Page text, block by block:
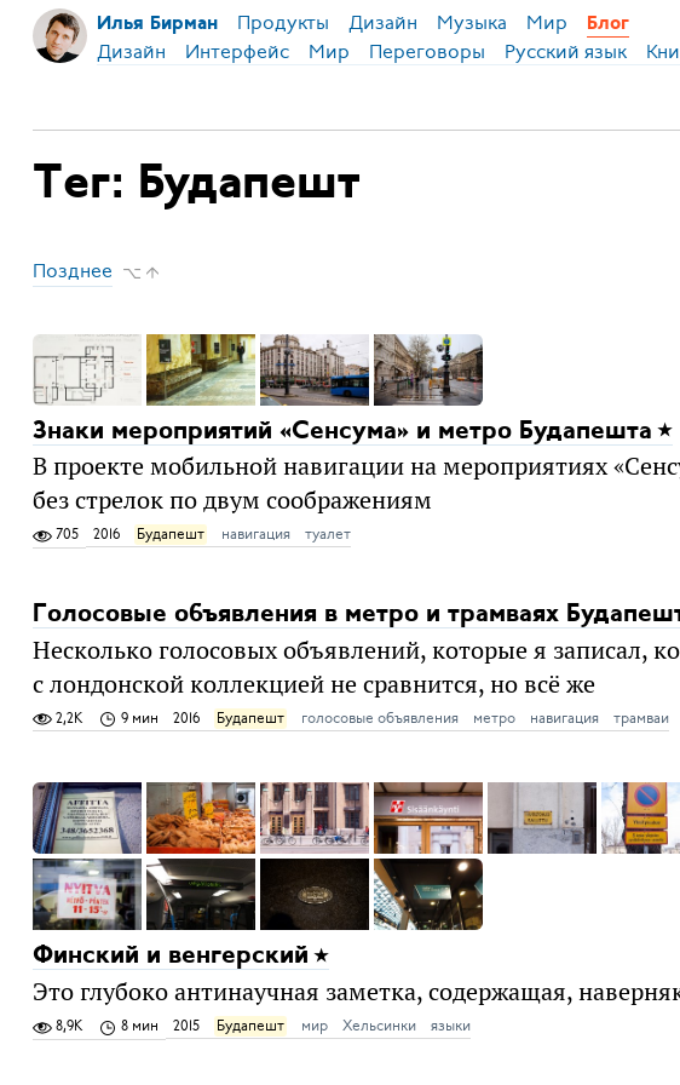
Илья Бирман Продукты Дизайн Музыка Мир Блог
Дизайн Интерфейс Мир Переговоры Русский язык
Тег: Будапешт
Позднее ⌥ ↑
Знаки мероприятий «Сенсума» и метро Будапешта
В проекте мобильной навигации на мероприятиях
без стрелок по двум соображениям
705 2016 Будапешт навигация туалет
Голосовые объявления в метро и трамваях
Несколько голосовых объявлений, которые я записал,
с лондонской коллекцией не сравнится, но всё же
2,2K 9 мин 2016 Будапешт голосовые объявления метро навигация трамваи
Финский и венгерский
Это глубоко антинаучная заметка, содержащая,
8,9K 8 мин 2015 Будапешт мир Хельсинки языки